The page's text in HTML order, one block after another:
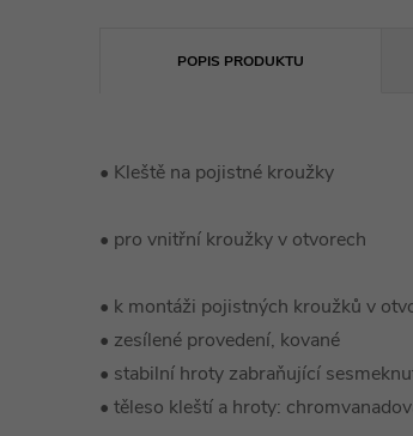
POPIS PRODUKTU
• Kleště na pojistné kroužky
• pro vnitřní kroužky v otvorech
• k montáži pojistných kroužků v
• zesílené provedení, kované
• stabilní hroty zabraňující
• těleso kleští a hroty: